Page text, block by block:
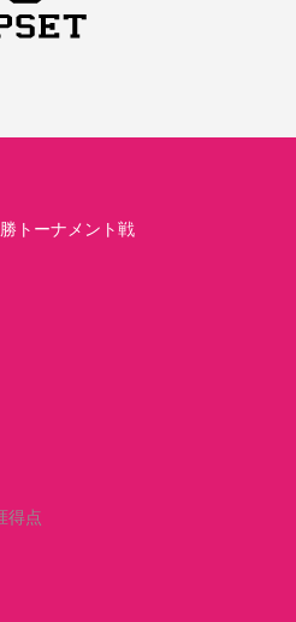
トーナメント戦
得点